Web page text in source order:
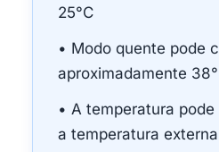
25°C
• Modo quente pode
aproximadamente
• A temperatura
a temperatura externa